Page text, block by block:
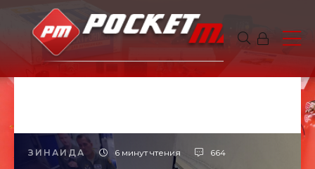
ЗИНАИДА 6 минут чтения 664